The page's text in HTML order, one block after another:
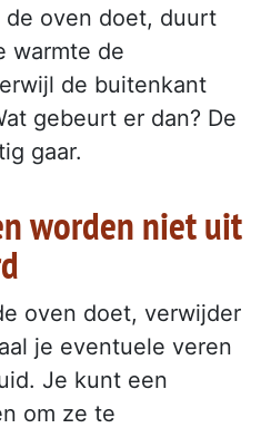
oven doet, duurt
warmte de
de buitenkant
gebeurt er dan? De
gaar.
worden niet uit
oven doet, verwijder
je eventuele veren
Je kunt een
om ze te